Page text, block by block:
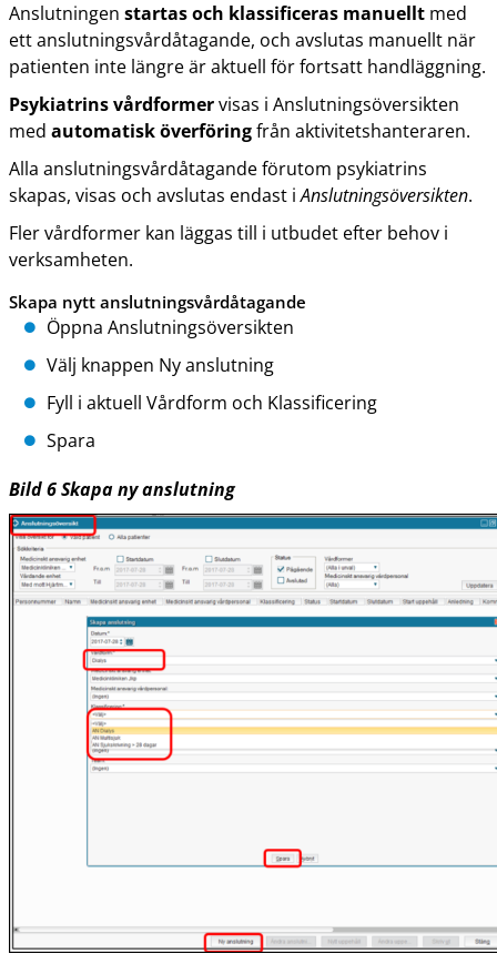
Anslutningen startas och klassificeras manuelltmed
ett anslutningsvårdåtagande, och avslutas manuellt när
patienten inte längre är aktuell för fortsatt handläggning.
Psykiatrins vårdformervisas i Anslutningsöversikten
med automatisk överföringfrån aktivitetshanteraren.
Alla anslutningsvårdåtagande förutom psykiatrins
skapas, visas och avslutas endast iAnslutningsöversikten.
Fler vårdformer kan läggas till i utbudet efter behov i
verksamheten.
Skapa nytt anslutningsvårdåtagande
Öppna Anslutningsöversikten
Välj knappen Ny anslutning
Fyll i aktuell Vårdform och Klassificering
Spara
Bild6Skapa ny anslutning